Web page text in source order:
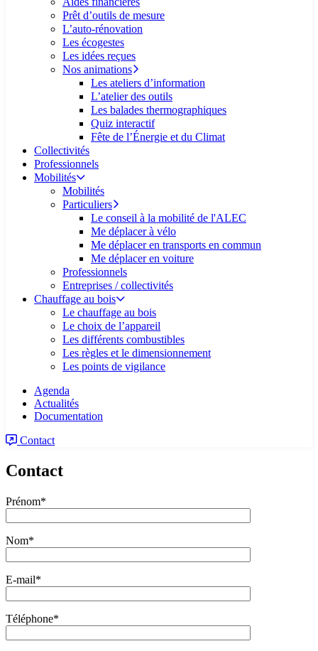
Prêt d’outils de mesure
L’auto-rénovation
Les écogestes
Les idées reçues
Nos animations
Les ateliers d’information
L’atelier des outils
Les balades thermographiques
Quiz interactif
Fête de l’Énergie et du Climat
Collectivités
Professionnels
Mobilités
Mobilités
Particuliers
Le conseil à la mobilité de l'ALEC
Me déplacer à vélo
Me déplacer en transports en commun
Me déplacer en voiture
Professionnels
Entreprises / collectivités
Chauffage au bois
Le chauffage au bois
Le choix de l’appareil
Les différents combustibles
Les règles et le dimensionnement
Les points de vigilance
Agenda
Actualités
Documentation
Contact
Contact
Prénom*
Nom*
E-mail*
Téléphone*